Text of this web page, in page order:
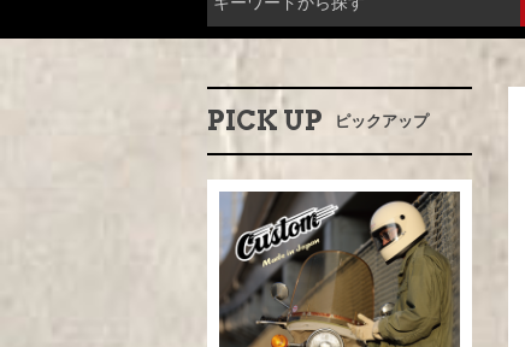
PICK UP ピックアップ